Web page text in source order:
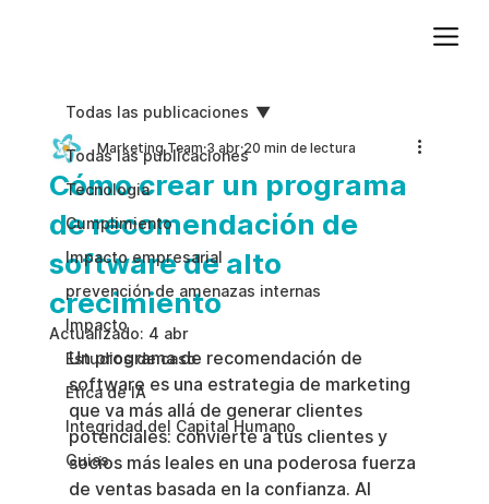
Todas las publicaciones
Tecnologia
Cumplimiento
Impacto empresarial
prevención de amenazas internas
Impacto
Estudios de caso
Etica de IA
Integridad del Capital Humano
Guias
Todas las publicaciones
Cómo crear un programa
de recomendación de
software de alto
crecimiento
Marketing Team 3 abr 20 min de lectura
Actualizado: 4 abr
Un programa de recomendación de
software es una estrategia de marketing
que va más allá de generar clientes
potenciales: convierte a tus clientes y
socios más leales en una poderosa fuerza
de ventas basada en la confianza. Al